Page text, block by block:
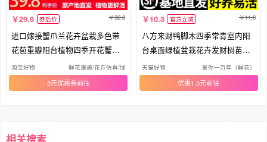
29.8 券后价 32.8
进口嫁接蟹爪兰花卉盆栽多色带
花苞重瓣阳台植物四季开花蟹爪
莲苗
淘宝好物 鲜花速递/花卉仿真/绿植园艺
3元优惠券
10.3 官方立减 11.8
八方来财鸭脚木四季常青室内阳
台桌面绿植盆栽花卉发财树苗七
叶莲
天猫好物 爱你一万年（鲜花）
优惠1.5元
相关搜索